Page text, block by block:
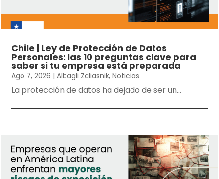
Chile | Ley de Protección de Datos
Personales: las 10 preguntas clave para
saber si tu empresa está preparada
Ago 7, 2026 |Albagli Zaliasnik,Noticias
La protección de datos ha dejado de ser un...